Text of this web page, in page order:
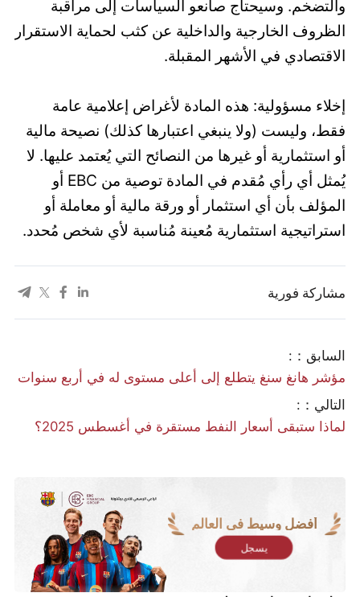
والتضخم. وسيحتاج صانعو السياسات إلى مراقبة
الظروف الخارجية والداخلية عن كثب لحماية الاستقرار
الاقتصادي في الأشهر المقبلة.
إخلاء مسؤولية: هذه المادة لأغراض إعلامية عامة
فقط، وليست (ولا ينبغي اعتبارها كذلك) نصيحة مالية
أو استثمارية أو غيرها من النصائح التي يُعتمد عليها. لا
يُمثل أي رأي مُقدم في المادة توصية من EBC أو
المؤلف بأن أي استثمار أو ورقة مالية أو معاملة أو
استراتيجية استثمارية مُعينة مُناسبة لأي شخص مُحدد.
مشاركة فورية
السابق：:
مؤشر هانغ سنغ يتطلع إلى أعلى مستوى له في أربع سنوات
التالي：:
لماذا ستبقى أسعار النفط مستقرة في أغسطس 2025؟
أفضل وسيط في العالم
يسجل